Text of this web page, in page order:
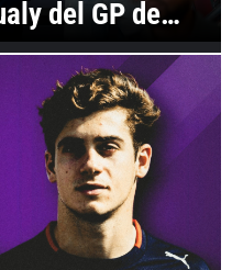
del GP de